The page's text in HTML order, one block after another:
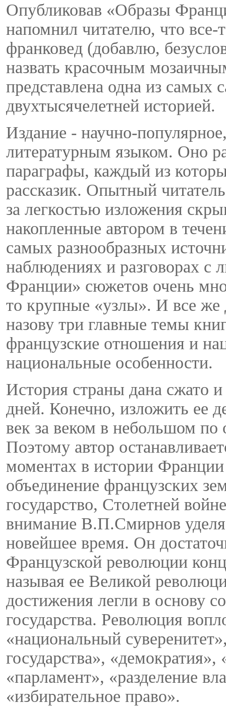
Опубликовав «Образы
напомнил читателю, что все-
франковед (добавлю,
назвать красочным
представлена одна из самых
двухтысячелетней историей.
Издание - научно-
литературным языком. Оно
параграфы, каждый из
рассказик. Опытный
за легкостью изложения
накопленные автором в
самых разнообразных
наблюдениях и разговорах с
Франции» сюжетов очень
то крупные «узлы». И все
назову три главные темы
французские отношения и
национальные особенности.
История страны дана сжато
дней. Конечно, изложить ее
век за веком в небольшом
Поэтому автор
моментах в истории Франции
объединение французских
государство, Столетней
внимание В.П.Смирнов
новейшее время. Он
Французской революции
называя ее Великой
достижения легли в основу
государства. Революция
«национальный
государства»,
«парламент», «разделение
«избирательное право».